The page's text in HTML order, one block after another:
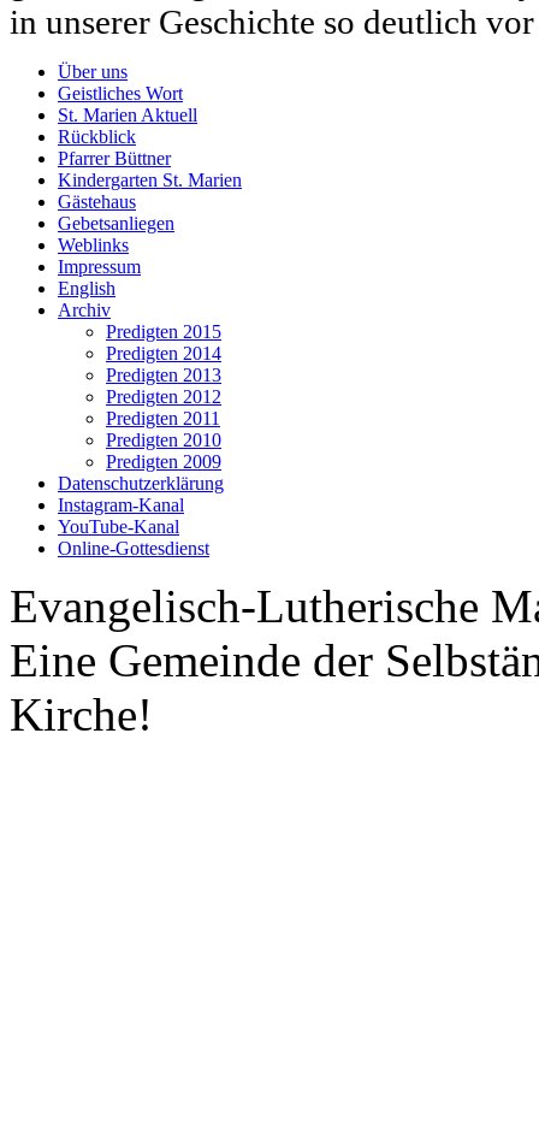
in unserer Geschichte so deutlich
Über uns
Geistliches Wort
St. Marien Aktuell
Rückblick
Pfarrer Büttner
Kindergarten St. Marien
Gästehaus
Gebetsanliegen
Weblinks
Impressum
English
Archiv
Predigten 2015
Predigten 2014
Predigten 2013
Predigten 2012
Predigten 2011
Predigten 2010
Predigten 2009
Datenschutzerklärung
Instagram-Kanal
YouTube-Kanal
Online-Gottesdienst
Evangelisch-Lutherische
Eine Gemeinde der
Kirche!